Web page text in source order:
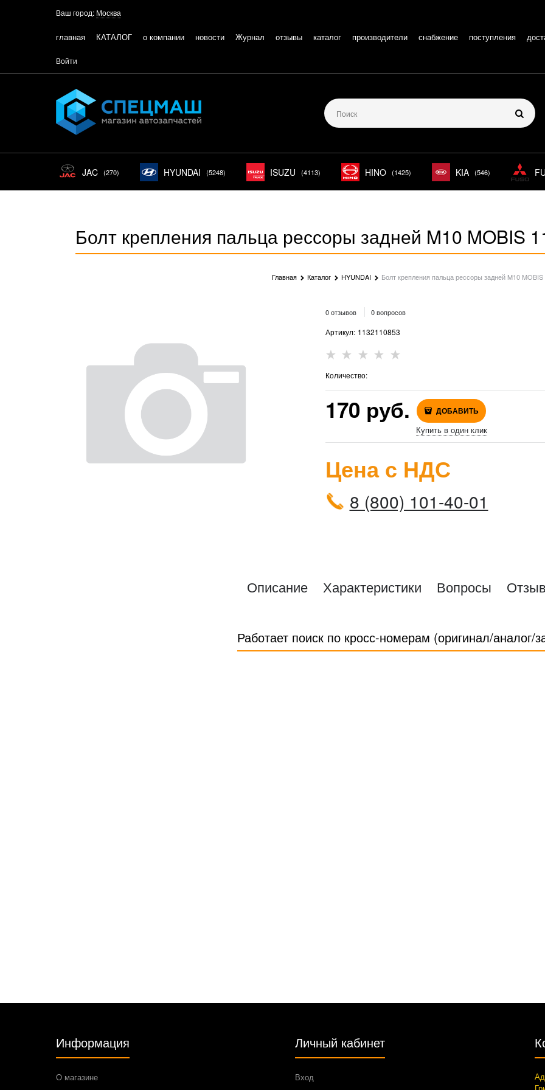
Ваш город: Москва
главная КАТАЛОГ о компании новости Журнал отзывы каталог производители снабжение поступления
Войти
JAC (270) HYUNDAI (5248) ISUZU (4113) HINO (1425) KIA (546)
Болт крепления пальца рессоры задней M10 MOBIS
Главная Каталог HYUNDAI Болт крепления пальца рессоры задней M10 MOBIS
0 отзывов 0 вопросов
Артикул: 1132110853
Количество:
170 руб. ДОБАВИТЬ
Купить в один клик
Цена с НДС
8 (800) 101-40-01
Описание Характеристики Вопросы
Работает поиск по кросс-номерам (оригинал/аналог/
Информация
О магазине
Личный кабинет
Вход